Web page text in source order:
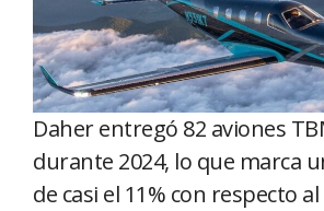
Daher entregó 82 aviones
durante 2024, lo que marca
de casi el 11% con respecto